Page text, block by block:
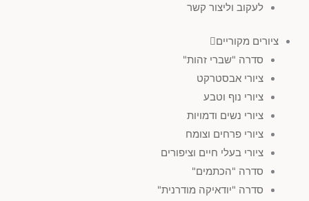
לעקוב וליצור קשר
ציורים מקוריים
סדרה "שברי זהות"
ציורי אבסטרקט
ציורי נוף וטבע
ציורי נשים ודמויות
ציורי פרחים וצומח
ציורי בעלי חיים וציפורים
סדרה "הכתמים"
סדרה "יודאיקה מודרנית"